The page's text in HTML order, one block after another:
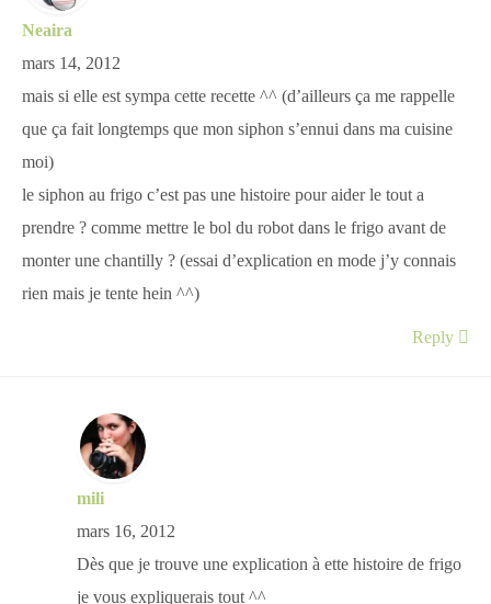
Neaira
mars 14, 2012
mais si elle est sympa cette recette ^^ (d’ailleurs ça me rappelle
que ça fait longtemps que mon siphon s’ennui dans ma cuisine
moi)
le siphon au frigo c’est pas une histoire pour aider le tout a
prendre ? comme mettre le bol du robot dans le frigo avant de
monter une chantilly ? (essai d’explication en mode j’y connais
rien mais je tente hein ^^)
Reply
mili
mars 16, 2012
Dès que je trouve une explication à ette histoire de frigo
je vous expliquerais tout ^^